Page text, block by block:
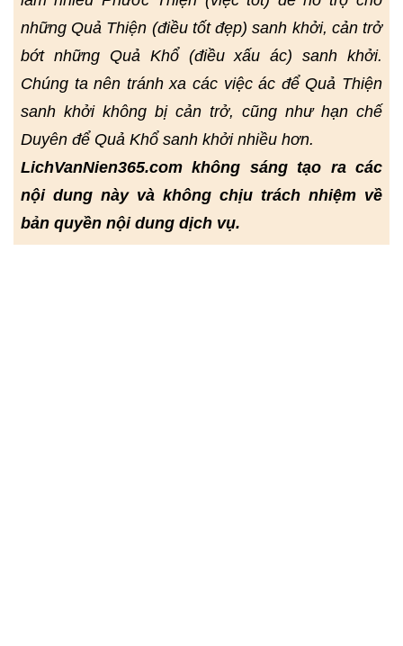
những Quả Thiện (điều tốt đẹp) sanh khởi, cản trở
bớt những Quả Khổ (điều xấu ác) sanh khởi.
Chúng ta nên tránh xa các việc ác để Quả Thiện
sanh khởi không bị cản trở, cũng như hạn chế
Duyên để Quả Khổ sanh khởi nhiều hơn.
LichVanNien365.com không sáng tạo ra các
nội dung này và không chịu trách nhiệm về
bản quyền nội dung dịch vụ.